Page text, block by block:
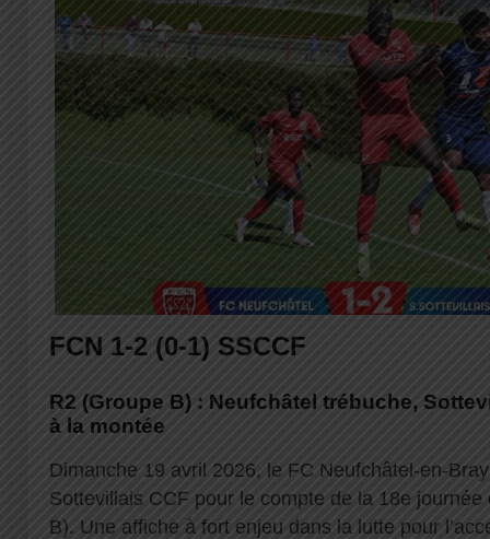
FCN 1-2 (0-1) SSCCF
R2 (Groupe B) : Neufchâtel trébuche,
à la montée
Dimanche 19 avril 2026, le FC Neufchâtel-en-
Sottevillais CCF pour le compte de la 18e
B). Une affiche à fort enjeu dans la lutte pour